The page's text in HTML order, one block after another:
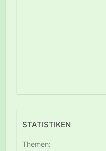
STATISTIKEN
Themen